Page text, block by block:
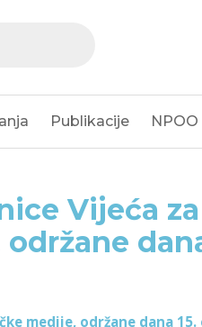
Publikacije NPOO
Vijeća za
medije, održane dana 15.